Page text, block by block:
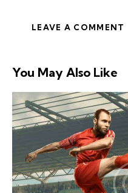
You May Also Like